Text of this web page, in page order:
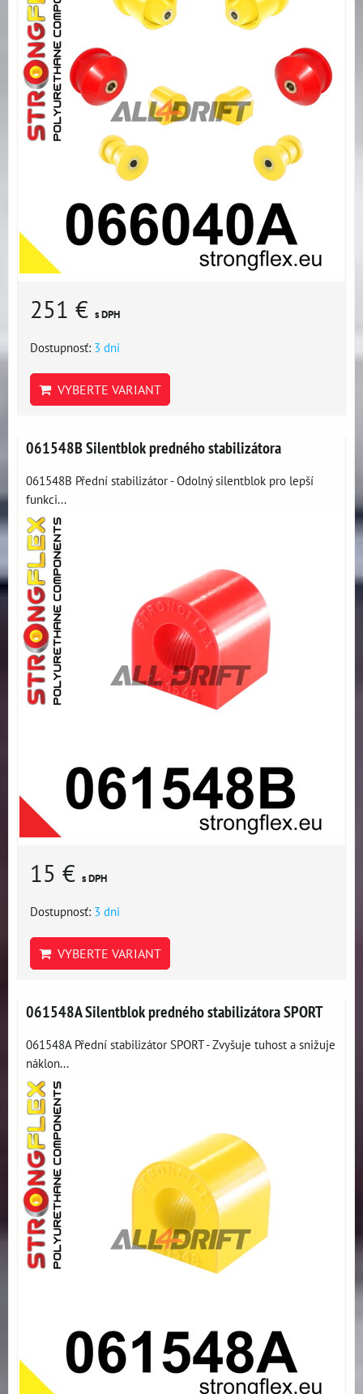
251 € s DPH
Dostupnosť: 3 dni
VYBERTE VARIANT
061548B Silentblok predného stabilizátora
061548B Přední stabilizátor - Odolný silentblok pro lepší
funkci...
15 € s DPH
Dostupnosť: 3 dni
VYBERTE VARIANT
061548A Silentblok predného stabilizátora SPORT
061548A Přední stabilizátor SPORT - Zvyšuje tuhost a snižuje
náklon...